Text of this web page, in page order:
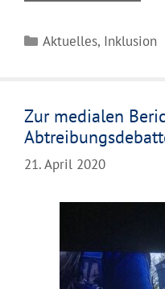
Kategorien
Aktuelles, Inklusion
Zur medialen
21. April 2020